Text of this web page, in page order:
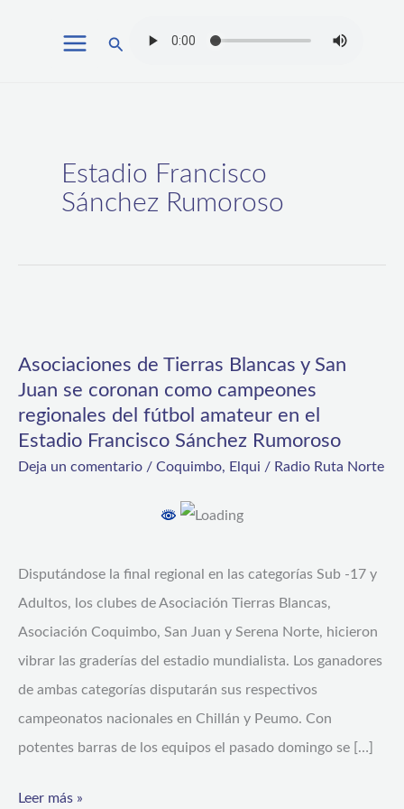
Buscar
Estadio Francisco
Sánchez Rumoroso
Asociaciones de Tierras Blancas y San
Juan se coronan como campeones
regionales del fútbol amateur en el
Estadio Francisco Sánchez Rumoroso
Deja un comentario / Coquimbo, Elqui / Radio Ruta Norte
Disputándose la final regional en las categorías Sub -17 y
Adultos, los clubes de Asociación Tierras Blancas,
Asociación Coquimbo, San Juan y Serena Norte, hicieron
vibrar las graderías del estadio mundialista. Los ganadores
de ambas categorías disputarán sus respectivos
campeonatos nacionales en Chillán y Peumo. Con
potentes barras de los equipos el pasado domingo se […]
Tierras
y
San
como
campeones
regionales
del
fútbol
amateur
en
Leer más »